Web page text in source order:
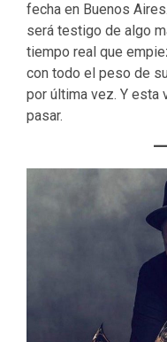
fecha en Buenos
será testigo de algo
tiempo real que
con todo el peso de
por última vez. Y esta
pasar.